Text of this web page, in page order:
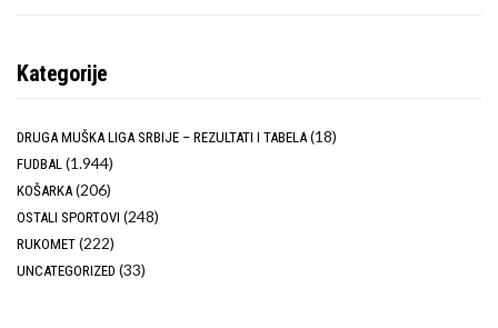
Kategorije
DRUGA MUŠKA LIGA SRBIJE – REZULTATI I TABELA (18)
FUDBAL (1.944)
KOŠARKA (206)
OSTALI SPORTOVI (248)
RUKOMET (222)
UNCATEGORIZED (33)